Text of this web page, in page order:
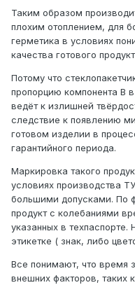
Таким образом
плохим отоплением, для
герметика в условиях
качества готового
Потому что
пропорцию компонента В
ведёт к излишней
следствие к появлению
готовом изделии в
гарантийного периода.
Маркировка такого
условиях производства
большими допусками. По
продукт с колебаниями
указанных в техпаспорте.
этикетке ( знак, либо
Все понимают, что время
внешних факторов, таких